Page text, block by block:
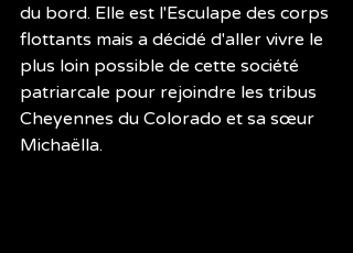
du bord. Elle est l'Esculape des corps
flottants mais a décidé d'aller vivre le
plus loin possible de cette société
patriarcale pour rejoindre les tribus
Cheyennes du Colorado et sa sœur
Michaëlla.